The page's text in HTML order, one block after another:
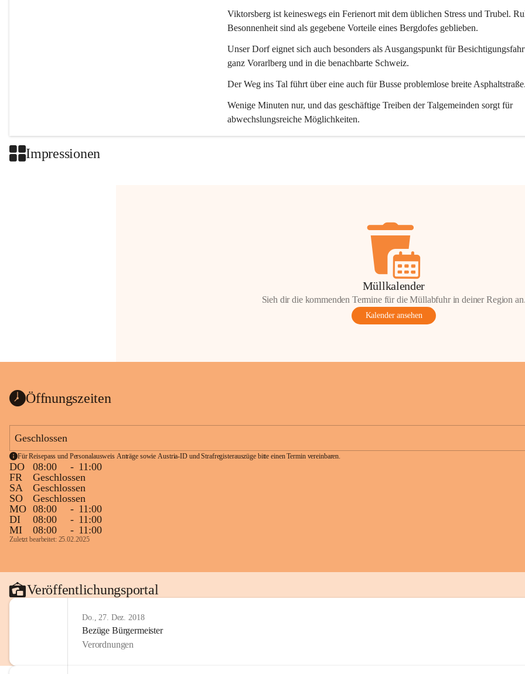
Viktorsberg ist keineswegs ein Ferienort mit dem üblichen Stress und Trubel.
Besonnenheit sind als gegebene Vorteile eines Bergdofes geblieben.
Unser Dorf eignet sich auch besonders als Ausgangspunkt für
ganz Vorarlberg und in die benachbarte Schweiz.
Der Weg ins Tal führt über eine auch für Busse problemlose breite
Wenige Minuten nur, und das geschäftige Treiben der Talgemeinden sorgt für
abwechslungsreiche Möglichkeiten.
Impressionen
Müllkalender
Sieh dir die kommenden Termine für die Müllabfuhr in deiner Region
Kalender ansehen
Öffnungszeiten
Geschlossen
Für Reisepass und Personalausweis Anträge sowie Austria-ID und Strafregisterauszüge bitte einen Termin vereinbaren.
DO 08:00 - 11:00
FR
Geschlossen
SA
Geschlossen
SO
Geschlossen
MO 08:00 - 11:00
DI
08:00 - 11:00
MI
08:00 - 11:00
Zuletzt bearbeitet: 25.02.2025
Veröffentlichungsportal
Do., 27. Dez. 2018
Bezüge Bürgermeister
Verordnungen